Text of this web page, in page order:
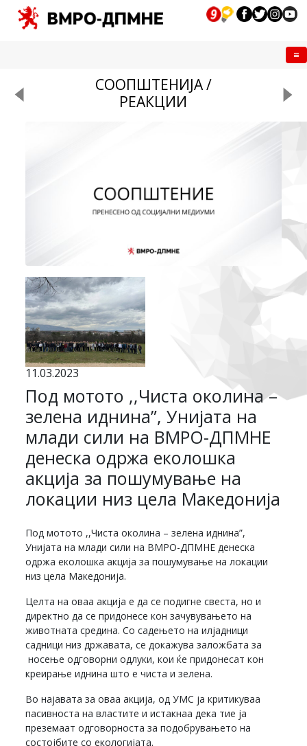
СООПШТЕНИЈА /
РЕАКЦИИ
11.03.2023
Под мотото ,,Чиста околина –
зелена иднина”, Унијата на
млади сили на ВМРО-ДПМНЕ
денеска одржа еколошка
акција за пошумување на
локации низ цела Македонија
Под мотото ,,Чиста околина – зелена иднина”,
Унијата на млади сили на ВМРО-ДПМНЕ денеска
одржа еколошка акција за пошумување на локации
низ цела Македонија.
Целта на оваа акција е да се подигне свеста, но и
директно да се придонесе кон зачувувањето на
животната средина. Со садењето на илјадници
садници низ државата, се докажува заложбата за
носење одговорни одлуки, кои ќе придонесат кон
креирање иднина што е чиста и зелена.
Во најавата за оваа акција, од УМС ја критикуваа
пасивноста на властите и истакнаа дека тие ја
преземаат одговорноста за подобрувањето на
состојбите со екологијата.